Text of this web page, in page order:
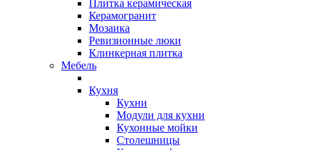
Плитка керамическая
Керамогранит
Мозаика
Ревизионные люки
Клинкерная плитка
Мебель
Кухня
Кухни
Модули для кухни
Кухонные мойки
Столешницы